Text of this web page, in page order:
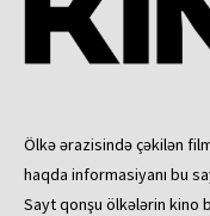
Ölkə ərazisində çəkilən
haqda informasiyanı bu
Sayt qonşu ölkələrin kino